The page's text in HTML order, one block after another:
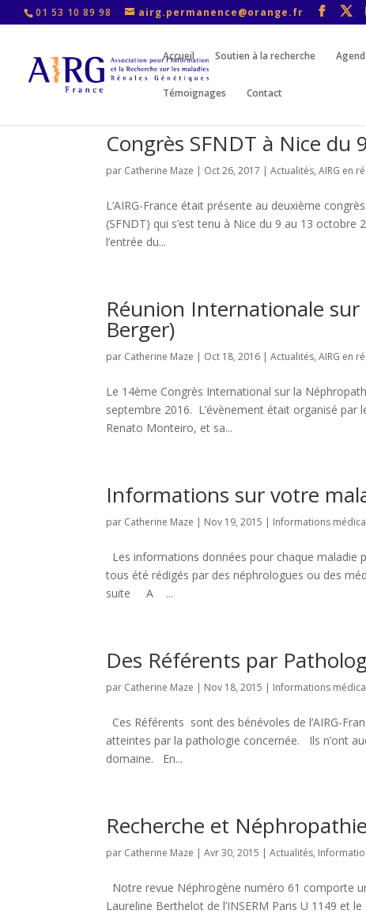
01 53 10 89 98 airg.permanence@orange.fr
Accueil Soutien à la recherche
Témoignages Contact
Congrès SFNDT à Nice du
par Catherine Maze | Oct 26, 2017 |Actualités,AIRG en
L’AIRG-France était présente au deuxième
(SFNDT) qui s’est tenu à Nice du 9 au 13
l’entrée du...
Réunion Internationale
Berger)
par Catherine Maze | Oct 18, 2016 |Actualités,AIRG en
Le 14ème Congrès International sur la
septembre 2016. L’évènement était organisé par
Renato Monteiro, et sa...
Informations sur votre
par Catherine Maze | Nov 19, 2015 | Informations
Les informations données pour chaque maladie
tous été rédigés par des néphrologues ou des
suite A ...
Des Référents par
par Catherine Maze | Nov 18, 2015 | Informations
Ces Référents sont des bénévoles de l’AIRG-
atteintes par la pathologie concernée. Ils n’ont
domaine. En...
Recherche et
par Catherine Maze |Avr 30, 2015 |Actualités,
Notre revue Néphrogène numéro 61 comporte
Laureline Berthelot de l’INSERM Paris U 1149 et